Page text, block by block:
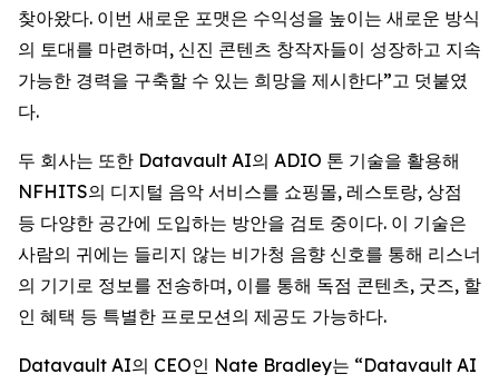
찾아왔다. 이번 새로운 포맷은 수익성을 높이는 새로운 방식
의 토대를 마련하며, 신진 콘텐츠 창작자들이 성장하고 지속
가능한 경력을 구축할 수 있는 희망을 제시한다”고 덧붙였
다.
두 회사는 또한 Datavault AI의 ADIO 톤 기술을 활용해
NFHITS의 디지털 음악 서비스를 쇼핑몰, 레스토랑, 상점
등 다양한 공간에 도입하는 방안을 검토 중이다. 이 기술은
사람의 귀에는 들리지 않는 비가청 음향 신호를 통해 리스너
의 기기로 정보를 전송하며, 이를 통해 독점 콘텐츠, 굿즈, 할
인 혜택 등 특별한 프로모션의 제공도 가능하다.
Datavault AI의 CEO인 Nate Bradley는 “Datavault AI